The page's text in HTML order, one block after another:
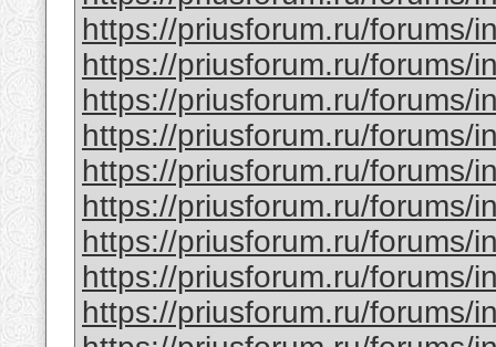
https://priusforum.ru/forums/
https://priusforum.ru/forums/
https://priusforum.ru/forums/
https://priusforum.ru/forums/
https://priusforum.ru/forums/
https://priusforum.ru/forums/
https://priusforum.ru/forums/
https://priusforum.ru/forums/
https://priusforum.ru/forums/